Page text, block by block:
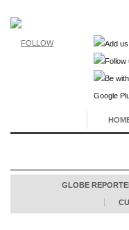
FOLLOW
GLOBE